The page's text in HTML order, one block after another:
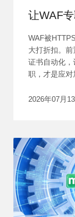
让WAF
WAF被
大打折扣。
证书自动化
职，才是应对
2026年07月13